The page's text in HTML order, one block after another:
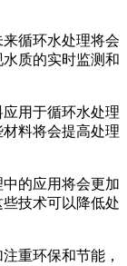
循环水处理将会
质的实时监测和
用于循环水处理
料将会提高处理
的应用将会更加
技术可以降低处
重环保和节能，